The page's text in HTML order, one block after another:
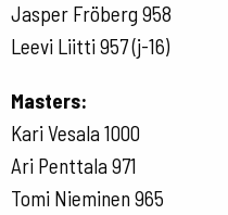
Jasper Fröberg 958
Leevi Liitti 957 (j-16)
Masters:
Kari Vesala 1000
Ari Penttala 971
Tomi Nieminen 965